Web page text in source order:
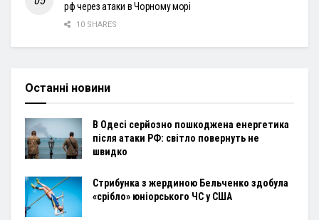
рф через атаки в Чорному морі
10 SHARES
Останні новини
В Одесі серйозно пошкоджена енергетика
після атаки РФ: світло повернуть не
швидко
Стрибунка з жердиною Бельченко здобула
«срібло» юніорського ЧС у США